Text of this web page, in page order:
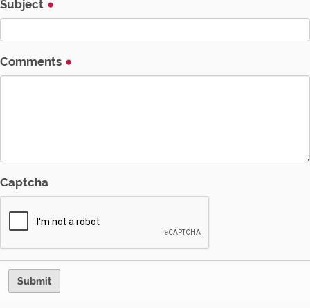
n
Subject
Comments
Captcha